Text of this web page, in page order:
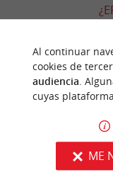
DE
PARA
Descubrir
Al continuar
cookies de
audiencia.
cuyas
ME